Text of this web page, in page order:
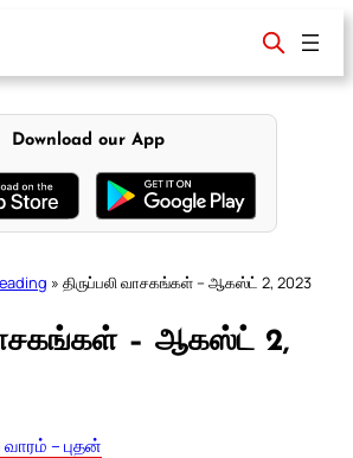
Download our App
» திருப்பலி வாசகங்கள் – ஆகஸ்ட் 2, 2023
வாசகங்கள் – ஆகஸ்ட் 2,
– புதன்